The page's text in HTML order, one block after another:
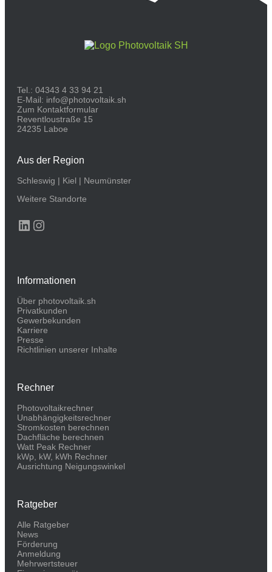
Tel.: 04343 4 33 94 21
E-Mail: info@photovoltaik.sh
Zum Kontaktformular
Reventloustraße 15
24235 Laboe
Aus der Region
Schleswig | Kiel | Neumünster
Weitere Standorte
LinkedIn
Instagram
Informationen
Über photovoltaik.sh
Privatkunden
Gewerbekunden
Karriere
Presse
Richtlinien unserer Inhalte
Rechner
Photovoltaikrechner
Unabhängigkeitsrechner
Stromkosten berechnen
Dachfläche berechnen
Watt Peak Rechner
kWp, kW, kWh Rechner
Ausrichtung Neigungswinkel
Ratgeber
Alle Ratgeber
News
Förderung
Anmeldung
Mehrwertsteuer